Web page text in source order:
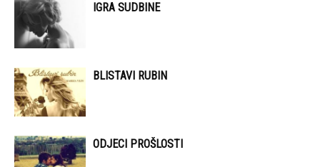
IGRA SUDBINE
BLISTAVI RUBIN
ODJECI PROŠLOSTI